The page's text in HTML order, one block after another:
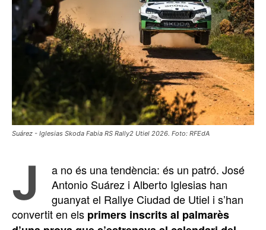
Suárez - Iglesias Skoda Fabia RS Rally2 Utiel 2026. Foto: RFEdA
J
a no és una tendència: és un patró. José
Antonio Suárez i Alberto Iglesias han
guanyat el Rallye Ciudad de Utiel i s’han
convertit en els primers inscrits al palmarès